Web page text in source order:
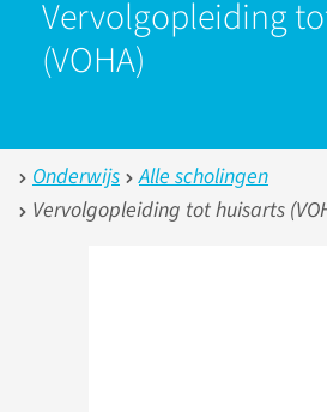
Vervolgopleiding
(VOHA)
Onderwijs
Alle scholingen
Vervolgopleiding tot huisarts